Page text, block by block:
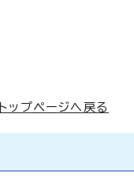
トップページへ戻る